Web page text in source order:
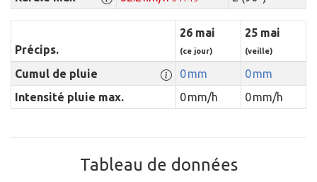
Précips.
26 mai
(ce jour)
25 mai
(veille)
Cumul de pluie 0 mm
0 mm
Intensité pluie max.
0 mm/h 0 mm/h
Tableau de données